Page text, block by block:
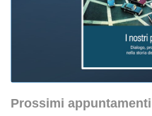
Prossimi appuntamenti